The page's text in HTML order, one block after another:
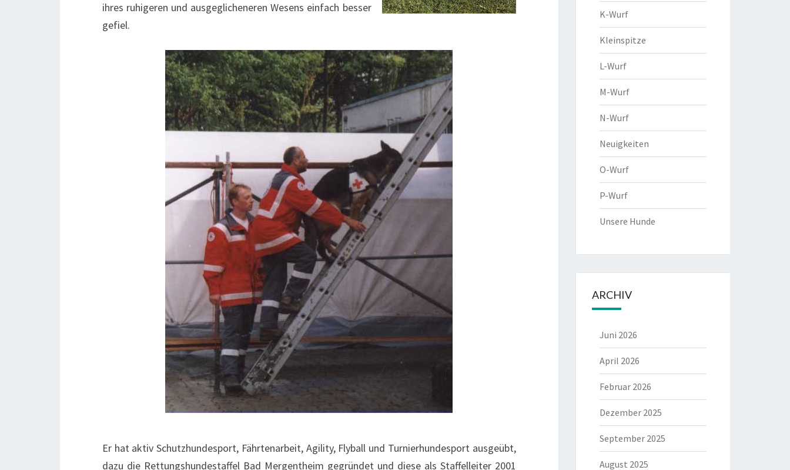
ihres ruhigeren und ausgeglicheneren Wesens einfach besser
gefiel.
Er hat aktiv Schutzhundesport, Fährtenarbeit, Agility, Flyball und Turnierhundesport ausgeübt,
dazu die Rettungshundestaffel Bad Mergentheim gegründet und diese als Staffelleiter 2001
K-Wurf
Kleinspitze
L-Wurf
M-Wurf
N-Wurf
Neuigkeiten
O-Wurf
P-Wurf
Unsere Hunde
ARCHIV
Juni 2026
April 2026
Februar 2026
Dezember 2025
September 2025
August 2025